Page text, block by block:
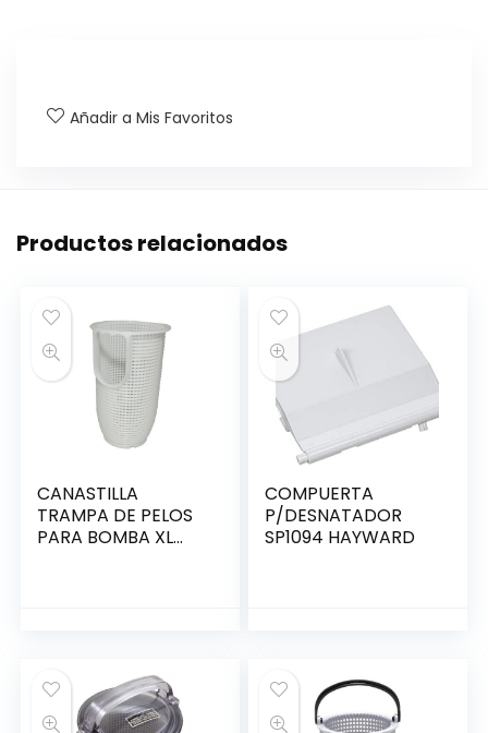
Añadir a Mis Favoritos
Productos relacionados
CANASTILLA
TRAMPA DE PELOS
PARA BOMBA XL
COMPUERTA
P/DESNATADOR
SP1094 HAYWARD